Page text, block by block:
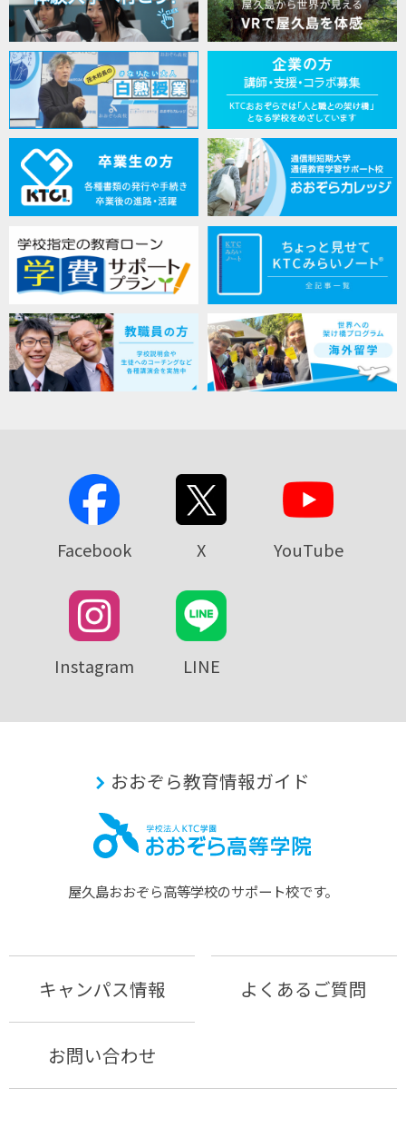
Facebook X YouTube
Instagram LINE
おおぞら教育情報ガイド
屋久島おおぞら⾼等学校のサポート校です。
キャンパス情報 よくあるご質問
お問い合わせ